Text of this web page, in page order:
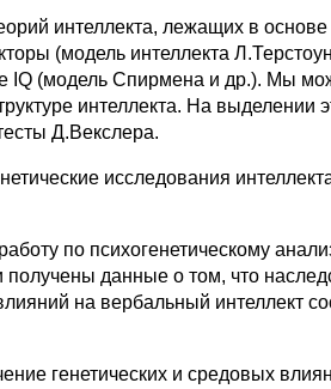
интеллекта, лежащих в
(модель интеллекта
(модель Спирмена и др.). Мы
интеллекта. На выделении
Д.Векслера.
исследования
по психогенетическому
данные о том, что
на вербальный интеллект
генетических и средовых